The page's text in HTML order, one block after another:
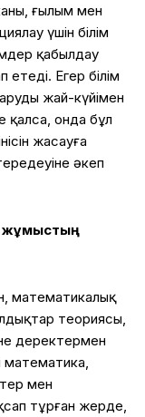
ғылым мен
үшін білім
қабылдау
етеді. Егер білім
жай-күйімен
қалса, онда бұл
жасауға
әкеп
жұмыстың
математикалық
теориясы,
деректермен
математика,
мен
тұрған жерде,